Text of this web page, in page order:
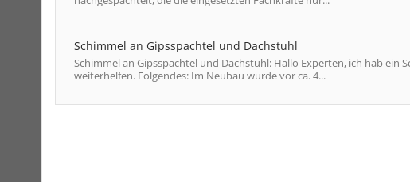
Schimmel an Gipsspachtel und Dachstuhl
Schimmel an Gipsspachtel und Dachstuhl: Hallo Experten, ich hab
weiterhelfen. Folgendes: Im Neubau wurde vor ca. 4...